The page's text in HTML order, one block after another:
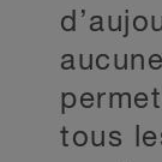
tous